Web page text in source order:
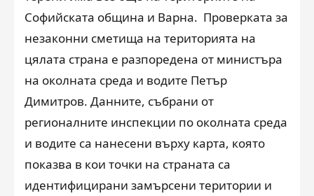
Софийската община и Варна. Проверката за
незаконни сметища на територията на
цялата страна е разпоредена от министъра
на околната среда и водите Петър
Димитров. Данните, събрани от
регионалните инспекции по околната среда
и водите са нанесени върху карта, която
показва в кои точки на страната са
идентифицирани замърсени територии и